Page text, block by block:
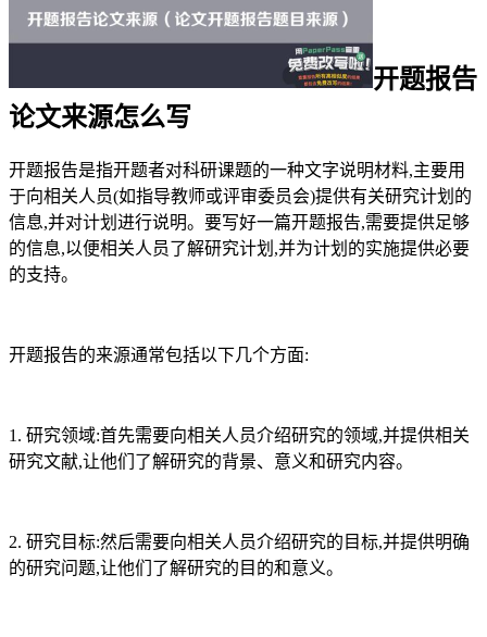
开题报告
论文来源怎么写
开题报告是指开题者对科研课题的一种文字说明材料,主要用
于向相关人员(如指导教师或评审委员会)提供有关研究计划的
信息,并对计划进行说明。要写好一篇开题报告,需要提供足够
的信息,以便相关人员了解研究计划,并为计划的实施提供必要
的支持。
开题报告的来源通常包括以下几个方面:
1. 研究领域:首先需要向相关人员介绍研究的领域,并提供相关
研究文献,让他们了解研究的背景、意义和研究内容。
2. 研究目标:然后需要向相关人员介绍研究的目标,并提供明确
的研究问题,让他们了解研究的目的和意义。